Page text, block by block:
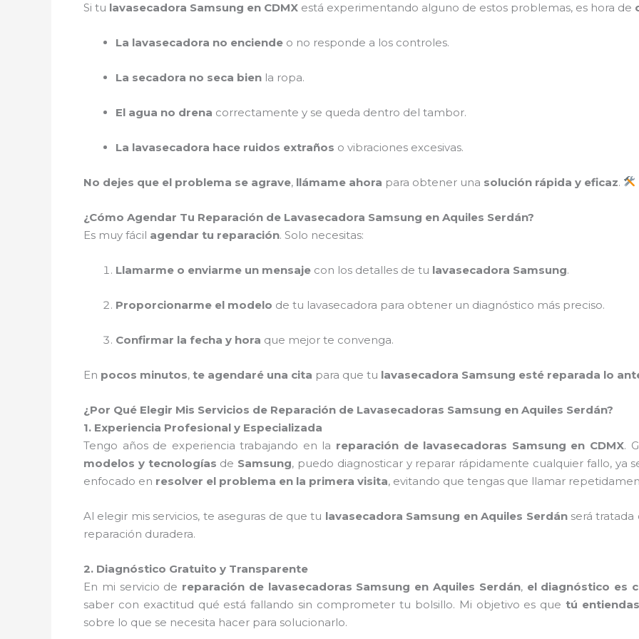
Si tu lavasecadora Samsung en CDMX está experimentando alguno de estos problemas, es hora de
La lavasecadora no enciende o no responde a los controles.
La secadora no seca bien la ropa.
El agua no drena correctamente y se queda dentro del tambor.
La lavasecadora hace ruidos extraños o vibraciones excesivas.
No dejes que el problema se agrave, llámame ahora para obtener una solución rápida y eficaz.
¿Cómo Agendar Tu Reparación de Lavasecadora Samsung en Aquiles Serdán?
Es muy fácil agendar tu reparación. Solo necesitas:
Llamarme o enviarme un mensaje con los detalles de tu lavasecadora Samsung.
Proporcionarme el modelo de tu lavasecadora para obtener un diagnóstico más preciso.
Confirmar la fecha y hora que mejor te convenga.
En pocos minutos, te agendaré una cita para que tu lavasecadora Samsung esté reparada lo
¿Por Qué Elegir Mis Servicios de Reparación de Lavasecadoras Samsung en Aquiles Serdán?
1. Experiencia Profesional y Especializada
Tengo años de experiencia trabajando en la reparación de lavasecadoras Samsung en CDMX.
modelos y tecnologías de Samsung, puedo diagnosticar y reparar rápidamente cualquier fallo, ya
enfocado en resolver el problema en la primera visita, evitando que tengas que llamar
Al elegir mis servicios, te aseguras de que tu lavasecadora Samsung en Aquiles Serdánserá tratada
reparación duradera.
2. Diagnóstico Gratuito y Transparente
En mi servicio de reparación de lavasecadoras Samsung en Aquiles Serdán, el diagnóstico es
saber con exactitud qué está fallando sin comprometer tu bolsillo. Mi objetivo es quetú
sobre lo que se necesita hacer para solucionarlo.